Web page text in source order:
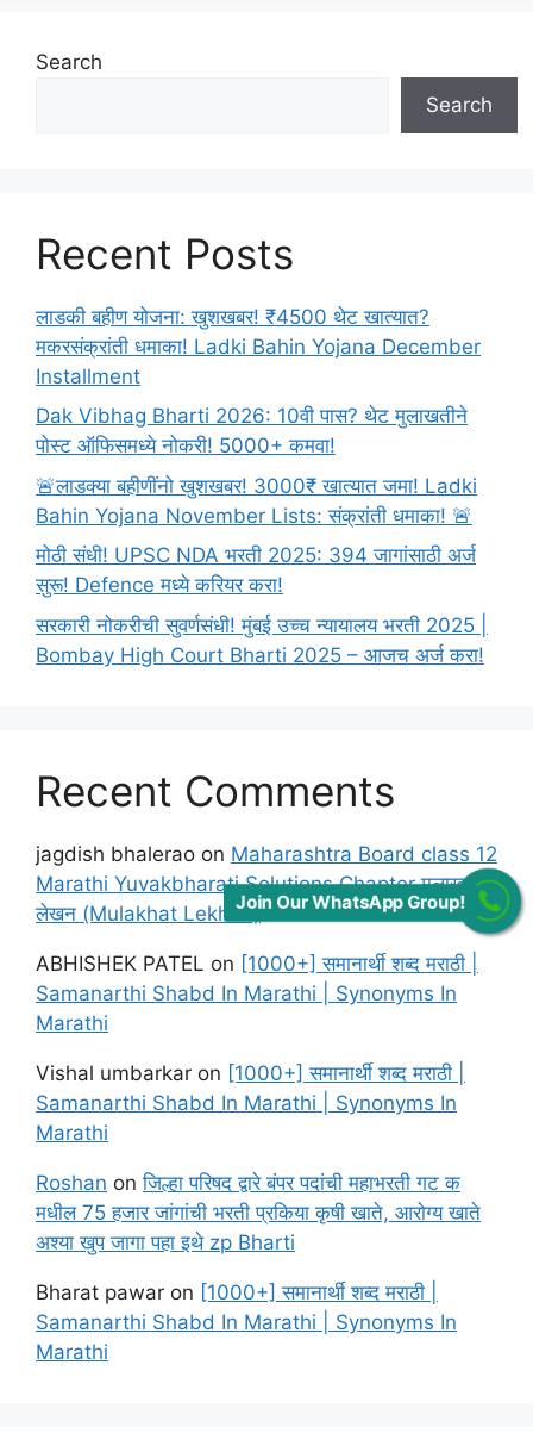
परिचय
Sahityaprakar-
Prichay
Search
Search
Recent Posts
लाडकी बहीण योजना: खुशखबर! ₹4500 थेट खात्यात?
मकरसंक्रांती धमाका! Ladki Bahin Yojana December
Installment
Dak Vibhag Bharti 2026: 10वी पास? थेट मुलाखतीने
पोस्ट ऑफिसमध्ये नोकरी! 5000+ कमवा!
🚨लाडक्या बहीणींनो खुशखबर! 3000₹ खात्यात जमा! Ladki
Bahin Yojana November Lists: संक्रांती धमाका! 🚨
मोठी संधी! UPSC NDA भरती 2025: 394 जागांसाठी अर्ज
सुरू! Defence मध्ये करियर करा!
सरकारी नोकरीची सुवर्णसंधी! मुंबई उच्च न्यायालय भरती 2025 |
Bombay High Court Bharti 2025 – आजच अर्ज करा!
Recent Comments
jagdish bhalerao on Maharashtra Board class 12
Marathi Yuvakbharati Solutions Chapter मुलाखत
लेखन (Mulakhat Lekhan)
ABHISHEK PATEL on [1000+] समानार्थी शब्द मराठी |
Samanarthi Shabd In Marathi | Synonyms In
Marathi
Vishal umbarkar on [1000+] समानार्थी शब्द मराठी |
Samanarthi Shabd In Marathi | Synonyms In
Marathi
Roshan onजिल्हा परिषद द्वारे बंपर पदांची महाभरती गट क
मधील 75 हजार जांगांची भरती प्रकिया कृषी खाते, आरोग्य खाते
अश्या खुप जागा पहा इथे zp Bharti
Bharat pawar on [1000+] समानार्थी शब्द मराठी |
Samanarthi Shabd In Marathi | Synonyms In
Marathi
Join Our WhatsApp Group!